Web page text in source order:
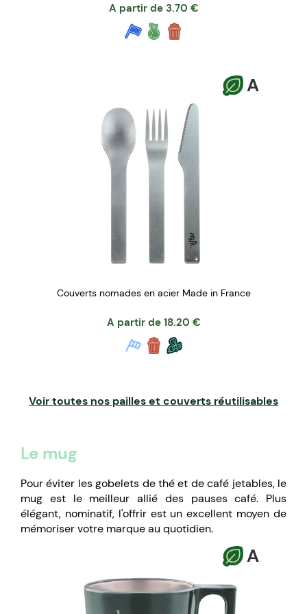
A partir de 3.70 €
A
Couverts nomades en acier Made in France
A partir de 18.20 €
Voir toutes nos pailles et couverts réutilisables
Le mug
Pour éviter les gobelets de thé et de café jetables, le
mug est le meilleur allié des pauses café. Plus
élégant, nominatif, l'offrir est un excellent moyen de
mémoriser votre marque au quotidien.
A